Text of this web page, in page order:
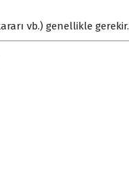
vb.) genellikle gerekir.